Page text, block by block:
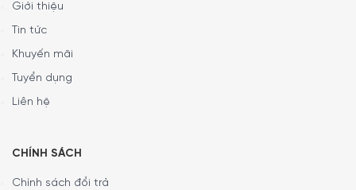
ăn hoàn hảo trong suốt quá trình nấu.
không cần phải nâng nắp lên và nhiệt độ sẽ không bị thay
đổi.
Giới thiệu
Tin tức
Khuyến mãi
Tuyển dụng
Liên hệ
CHÍNH SÁCH
Chính sách đổi trả